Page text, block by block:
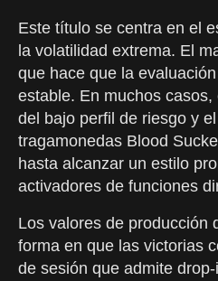
Este título se centra en el
la volatilidad extrema. El
que hace que la
estable. En muchos
del bajo perfil de riesgo y
tragamonedas Blood
hasta alcanzar un estilo
activadores de funciones
Los valores de producción
forma en que las victorias
de sesión que admite